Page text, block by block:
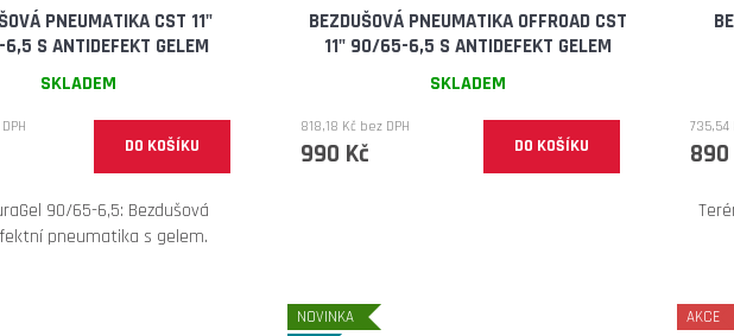
PNEUMATIKA CST 11"
S ANTIDEFEKT GELEM
SKLADEM
DO KOŠÍKU
90/65-6,5: Bezdušová
pneumatika s gelem.
BEZDUŠOVÁ PNEUMATIKA OFFROAD CST
11" 90/65-6,5 S ANTIDEFEKT GELEM
SKLADEM
818,18 Kč bez DPH
990 Kč DO KOŠÍKU
735,54
890
NOVINKA
AKCE